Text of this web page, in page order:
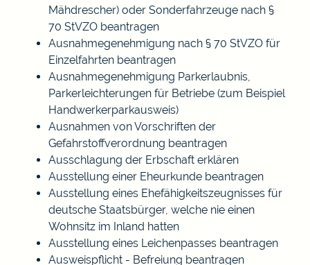
Mähdrescher) oder Sonderfahrzeuge nach §
70 StVZO beantragen
Ausnahmegenehmigung nach § 70 StVZO für
Einzelfahrten beantragen
Ausnahmegenehmigung Parkerlaubnis,
Parkerleichterungen für Betriebe (zum Beispiel
Handwerkerparkausweis)
Ausnahmen von Vorschriften der
Gefahrstoffverordnung beantragen
Ausschlagung der Erbschaft erklären
Ausstellung einer Eheurkunde beantragen
Ausstellung eines Ehefähigkeitszeugnisses für
deutsche Staatsbürger, welche nie einen
Wohnsitz im Inland hatten
Ausstellung eines Leichenpasses beantragen
Ausweispflicht - Befreiung beantragen